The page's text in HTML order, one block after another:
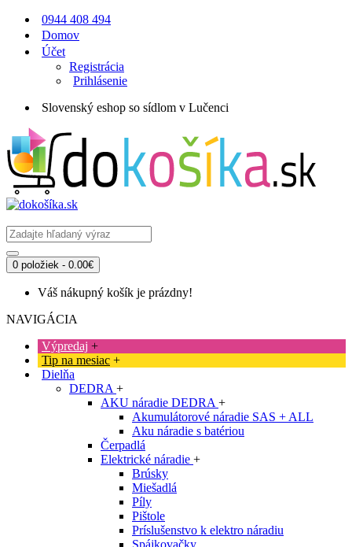
0944 408 494
Domov
Účet
Registrácia
Prihlásenie
Slovenský eshop so sídlom v Lučenci
0 položiek - 0.00€
Váš nákupný košík je prázdny!
NAVIGÁCIA
Výpredaj +
Tip na mesiac +
Dielňa
DEDRA +
AKU náradie DEDRA +
Akumulátorové náradie SAS + ALL
Aku náradie s batériou
Čerpadlá
Elektrické náradie +
Brúsky
Miešadlá
Píly
Pištole
Príslušenstvo k elektro náradiu
Spájkovačky